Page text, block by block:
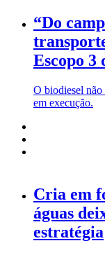
“Do
Escopo 3
O biodiesel não
em execução.
Cria em
águas
estratégia